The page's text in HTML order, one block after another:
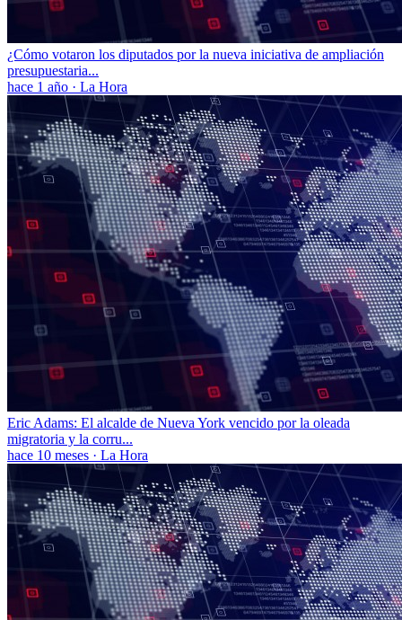
¿Cómo votaron los diputados por la nueva iniciativa de ampliación
presupuestaria...
hace 1 año · La Hora
Eric Adams: El alcalde de Nueva York vencido por la oleada
migratoria y la corru...
hace 10 meses · La Hora